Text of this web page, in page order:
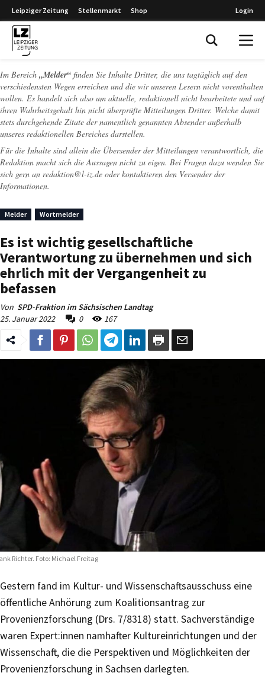
Leipziger Zeitung Stellenmarkt Shop Login
Im Bereich „Melder“ finden Sie Inhalte Dritter, die uns tagtäglich auf den
verschiedensten Wegen erreichen und die wir unseren Lesern nicht vorenthalten
wollen. Es handelt sich also um aktuelle, redaktionell nicht bearbeitete und auf
ihren Wahrheitsgehalt hin nicht überprüfte Mitteilungen Dritter. Welche damit
stets durchgehende Zitate der namentlich genannten Absender außerhalb
unseres redaktionellen Bereiches darstellen.
Für die Inhalte sind allein die Übersender der Mitteilungen verantwortlich, die
Redaktion macht sich die Aussagen nicht zu eigen. Bei Fragen dazu wenden Sie
sich gern an redaktion@l-iz.de oder kontaktieren den Versender der
Informationen.
Melder Wortmelder
Es ist wichtig gesellschaftliche
Verantwortung zu übernehmen und sich
ehrlich mit der Vergangenheit zu
befassen
Von SPD-Fraktion im Sächsischen Landtag
25. Januar 2022
0 167
Richter. Foto: Michael Freitag
Gestern fand im Kultur- und Wissenschaftsausschuss eine
öffentliche Anhörung zum Koalitionsantrag zur
Provenienzforschung (Drs. 7/8318) statt. Sachverständige
waren Expert:innen namhafter Kultureinrichtungen und der
Wissenschaft, die die Perspektiven und Möglichkeiten der
Provenienzforschung in Sachsen darlegten.